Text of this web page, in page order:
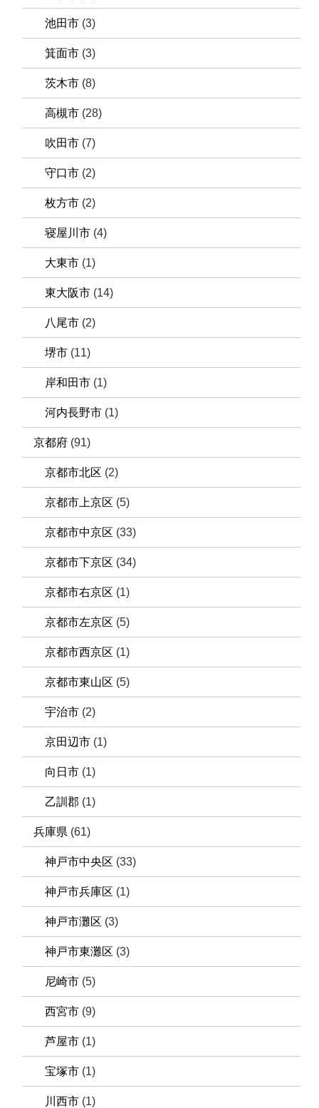
池田市 (3)
箕面市 (3)
茨木市 (8)
高槻市 (28)
吹田市 (7)
守口市 (2)
枚方市 (2)
寝屋川市 (4)
大東市 (1)
東大阪市 (14)
八尾市 (2)
堺市 (11)
岸和田市 (1)
河内長野市 (1)
京都府 (91)
京都市北区 (2)
京都市上京区 (5)
京都市中京区 (33)
京都市下京区 (34)
京都市右京区 (1)
京都市左京区 (5)
京都市西京区 (1)
京都市東山区 (5)
宇治市 (2)
京田辺市 (1)
向日市 (1)
乙訓郡 (1)
兵庫県 (61)
神戸市中央区 (33)
神戸市兵庫区 (1)
神戸市灘区 (3)
神戸市東灘区 (3)
尼崎市 (5)
西宮市 (9)
芦屋市 (1)
宝塚市 (1)
川西市 (1)